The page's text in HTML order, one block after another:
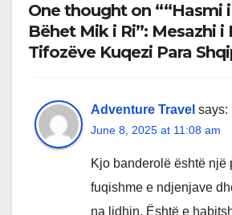
One thought on ““Hasmi
Bëhet Mik i Ri”: Mesazhi i
Tifozëve Kuqezi Para
Adventure Travel says:
June 8, 2025 at 11:08 am
Kjo banderolë është një
fuqishme e ndjenjave
na lidhin. Është e